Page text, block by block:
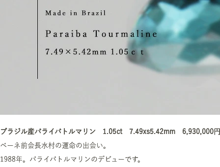
ブラジル産パライバトルマリン 1.05ct 7.49xs5.42mm 6,930,000円
ベーネ前会長水村の運命の出会い。
1988年。パライバトルマリンのデビューです。